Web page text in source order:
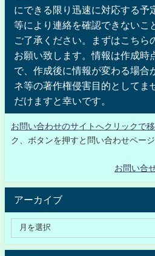
にできる限り迅速に対応する予
等により連絡を確認できないこ
ご了承ください。まずはこちら
お願い致します。情報は作成時
で、作成後に情報が変わる場合
ネ等の著作権侵害目的としてま
だけますと幸いです。
お問い合わせのサイトへクリックで
ク、ボタンを押すと問い合わせペー
お問い合
アーカイブ